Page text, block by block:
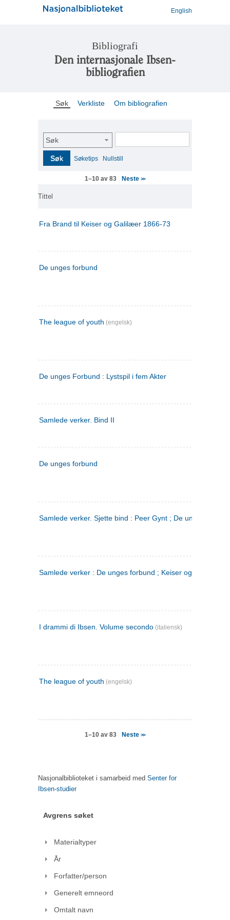
English
Bibliografi
Den internasjonale Ibsen-
bibliografien
Søk Verkliste Om bibliografien
Søk
Søk Søketips Nullstill
1–10 av 83 Neste>>
Tittel
Fra Brand til Keiser og Galilæer 1866-73
De unges forbund
The league of youth (engelsk)
De unges Forbund : Lystspil i fem Akter
Samlede verker. Bind II
De unges forbund
Samlede verker. Sjette bind : Peer Gynt ; De unges
Samlede verker : De unges forbund ; Keiser og Galilæer. 3
I drammi di Ibsen. Volume secondo (italiensk)
The league of youth (engelsk)
1–10 av 83 Neste>>
Nasjonalbiblioteket i samarbeid med Senter for
Ibsen-studier
Avgrens søket
Materialtyper
År
Forfatter/person
Generelt emneord
Omtalt navn